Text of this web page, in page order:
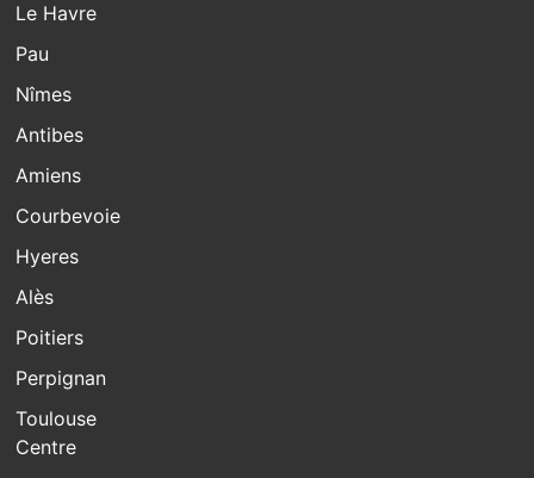
Le Havre
Pau
Nîmes
Antibes
Amiens
Courbevoie
Hyeres
Alès
Poitiers
Perpignan
Toulouse
Centre